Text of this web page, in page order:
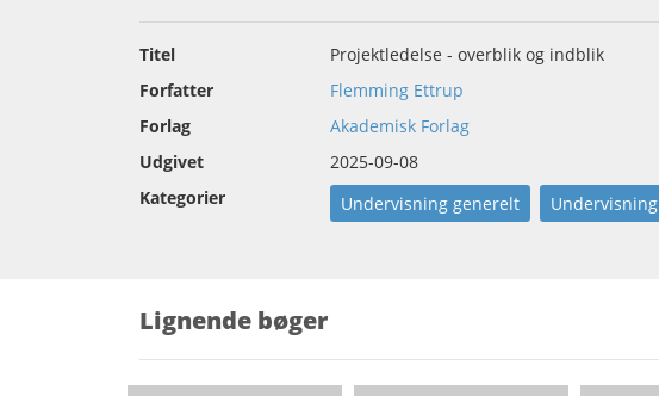
Titel
Projektledelse - overblik og indblik
Forfatter
Flemming Ettrup
Forlag
Akademisk Forlag
Udgivet
2025-09-08
Kategorier
Undervisning generelt Undervisning
Lignende bøger